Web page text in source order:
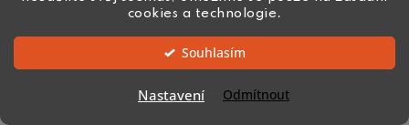
cookies a technologie.
Souhlasím
Nastavení Odmítnout